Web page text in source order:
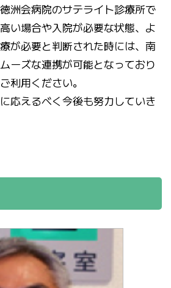
洲会病院のサテライト診療所で
い場合や入院が必要な状態、よ
が必要と判断された時には、南
ーズな連携が可能となっており
利用ください。
応えるべく今後も努力していき